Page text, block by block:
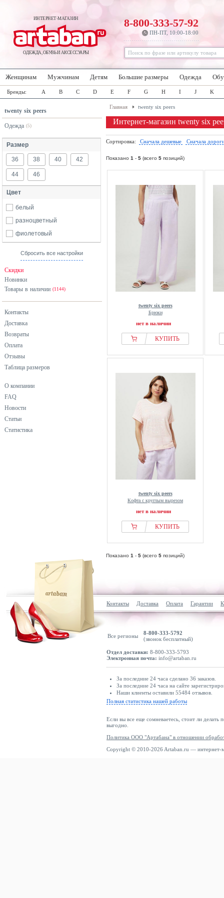
ИНТЕРНЕТ-МАГАЗИН
ОДЕЖДА, ОБУВЬ И АКСЕССУАРЫ
8-800-333-57-92
ПН-ПТ, 10:00-18:00
Женщинам Мужчинам Детям Большие размеры Одежда
Бренды: A B C D E F G H I J K
twenty six peers
Одежда (5)
Размер
36 38 40 42
44 46
Цвет
белый
разноцветный
фиолетовый
Сбросить все настройки
Скидки
Новинки
Товары в наличии (1144)
Контакты
Доставка
Возвраты
Оплата
Отзывы
Таблица размеров
О компании
FAQ
Новости
Статьи
Статистика
Главная twenty six peers
Интернет-магазин twenty six
Сортировка: Сначала дешевые Сначала
Показано 1 - 5 (всего 5 позиций)
twenty six peers
Брюки
нет в наличии
КУПИТЬ
twenty six peers
Кофта с круглым вырезом
нет в наличии
КУПИТЬ
Показано 1 - 5 (всего 5 позиций)
Контакты Доставка Оплата Гарантии
Все регионы
8-800-333-5792
(звонок бесплатный)
Отдел доставки: 8-800-333-5793
Электронная почта: info@artaban.ru
За последние 24 часа сделано 36 заказов.
За последние 24 часа на сайте
Наши клиенты оставили 55484 отзывов.
Полная статистика нашей работы
Если вы все еще сомневаетесь, стоит ли делать
выгодно.
Политика ООО "Артабана" в отношении
Copyright © 2010-2026 Artaban.ru — интернет-